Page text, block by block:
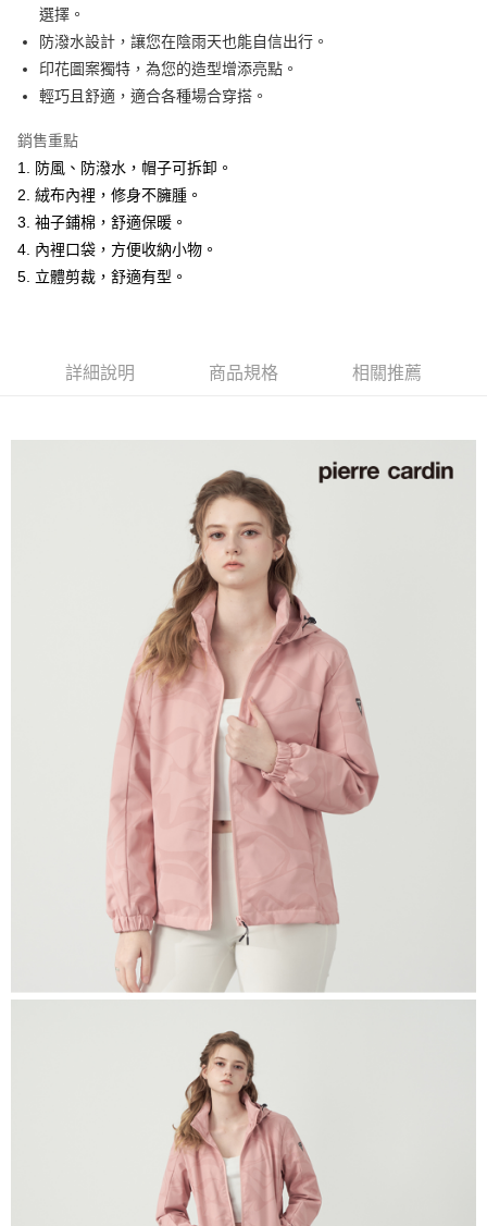
悠遊付
Google Pay
ATM付款
全家取貨付款
每筆NT$60，滿NT$1,200(含以上)免運費
付款後全家取貨
每筆NT$60，滿NT$1,200(含以上)免運費
每筆NT$60，滿NT$1,200(含以上)免運費
每筆NT$60，滿NT$1,200(含以上)免運費
每筆NT$80，滿NT$1,200(含以上)免運費
每筆NT$80，滿NT$1,200(含以上)免運費
選擇。
防潑水設計，讓您在陰雨天也能自信出行。
印花圖案獨特，為您的造型增添亮點。
輕巧且舒適，適合各種場合穿搭。
銷售重點
1. 防風、防潑水，帽子可拆卸。
2. 絨布內裡，修身不臃腫。
3. 袖子鋪棉，舒適保暖。
4. 內裡口袋，方便收納小物。
5. 立體剪裁，舒適有型。
詳細說明 商品規格 相關推薦